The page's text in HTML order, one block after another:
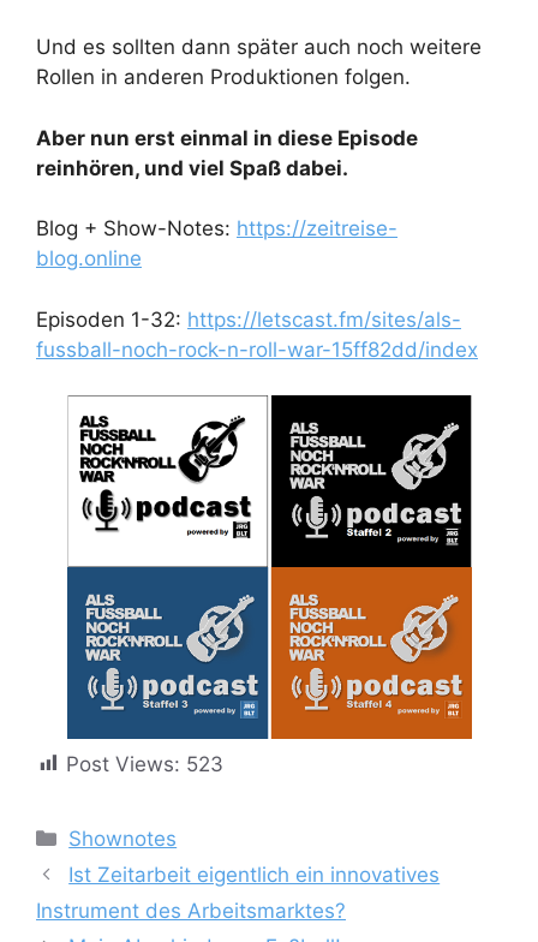
Und es sollten dann später auch noch weitere
Rollen in anderen Produktionen folgen.
Aber nun erst einmal in diese Episode
reinhören, und viel Spaß dabei.
Blog + Show-Notes: https://zeitreise-
blog.online
Episoden 1-32: https://letscast.fm/sites/als-
fussball-noch-rock-n-roll-war-15ff82dd/index
Post Views: 523
Kategorien
Shownotes
Ist Zeitarbeit eigentlich ein innovatives
Instrument des Arbeitsmarktes?